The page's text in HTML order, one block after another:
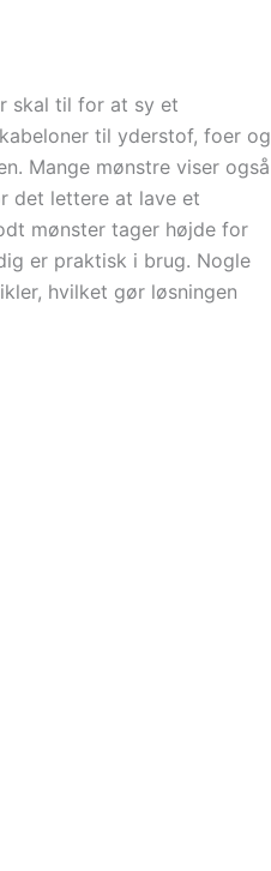
skal til for at sy et
til yderstof, foer og
Mange mønstre viser også
det lettere at lave et
mønster tager højde for
er praktisk i brug. Nogle
hvilket gør løsningen